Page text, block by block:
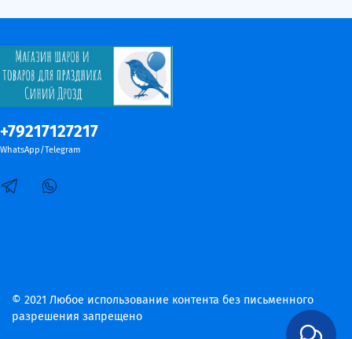
+79217127217
WhatsApp/Telegram
© 2021 Любое использование контента без письменного
разрешения запрещено